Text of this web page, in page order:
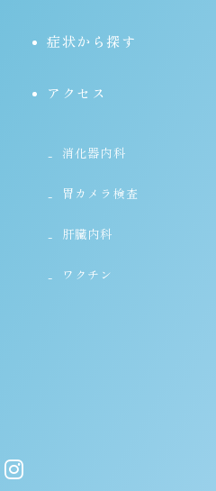
症状から探す
アクセス
消化器内科
胃カメラ検査
肝臓内科
ワクチン